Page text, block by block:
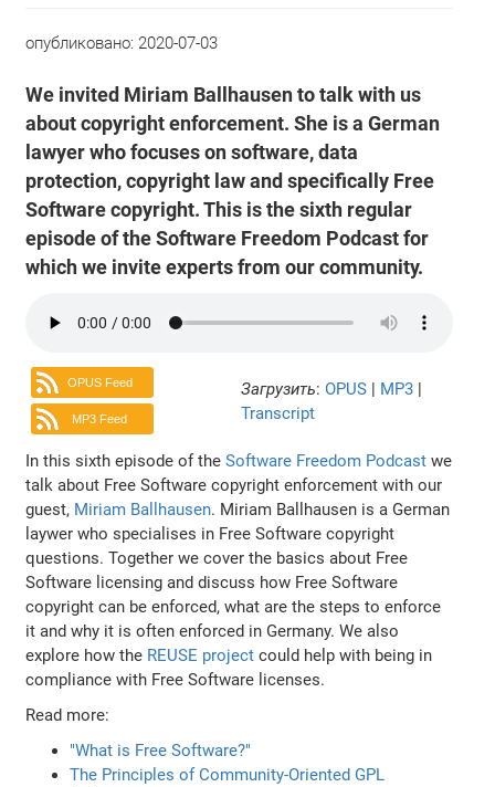
опубликовано: 2020-07-03
We invited Miriam Ballhausen to talk with us
about copyright enforcement. She is a German
lawyer who focuses on software, data
protection, copyright law and specifically Free
Software copyright. This is the sixth regular
episode of the Software Freedom Podcast for
which we invite experts from our community.
OPUS Feed
MP3 Feed
Загрузить: OPUS | MP3 |
Transcript
In this sixth episode of theSoftware Freedom Podcast we
talk about Free Software copyright enforcement with our
guest, Miriam Ballhausen. Miriam Ballhausen is a German
laywer who specialises in Free Software copyright
questions. Together we cover the basics about Free
Software licensing and discuss how Free Software
copyright can be enforced, what are the steps to enforce
it and why it is often enforced in Germany. We also
explore how the REUSE project could help with being in
compliance with Free Software licenses.
Read more:
"What is Free Software?"
The Principles of Community-Oriented GPL